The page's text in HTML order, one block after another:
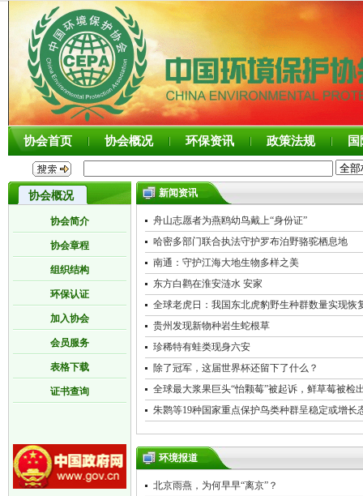
协会首页 协会概况 环保资讯 政策法规
协会概况
协会简介
协会章程
组织结构
环保认证
加入协会
会员服务
表格下载
证书查询
新闻资讯
舟山志愿者为燕鸥幼鸟戴上“身份证”
哈密多部门联合执法守护罗布泊野骆驼栖息地
南通：守护江海大地生物多样之美
东方白鹳在淮安涟水 安家
全球老虎日：我国东北虎豹野生种群数量实现恢
贵州发现新物种岩生蛇根草
珍稀特有蛙类现身六安
除了冠军，这届世界杯还留下了什么？
全球最大浆果巨头“怡颗莓”被起诉，鲜草莓被检
朱鹮等19种国家重点保护鸟类种群呈稳定或增长
环境报道
北京雨燕，为何早早“离京”？